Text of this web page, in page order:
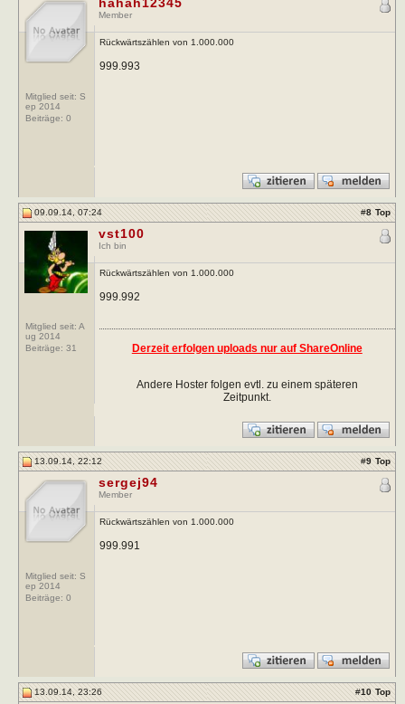
Mitglied seit: S
ep 2014
Beiträge: 0
Member
Rückwärtszählen von 1.000.000
999.993
09.09.14, 07:24 #8 Top
Mitglied seit: A
ug 2014
Beiträge: 31
vst100
Ich bin
Rückwärtszählen von 1.000.000
999.992
Derzeit erfolgen uploads nur auf ShareOnline
Andere Hoster folgen evtl. zu einem späteren
Zeitpunkt.
13.09.14, 22:12 #9 Top
Mitglied seit: S
ep 2014
Beiträge: 0
sergej94
Member
Rückwärtszählen von 1.000.000
999.991
13.09.14, 23:26 #10 Top